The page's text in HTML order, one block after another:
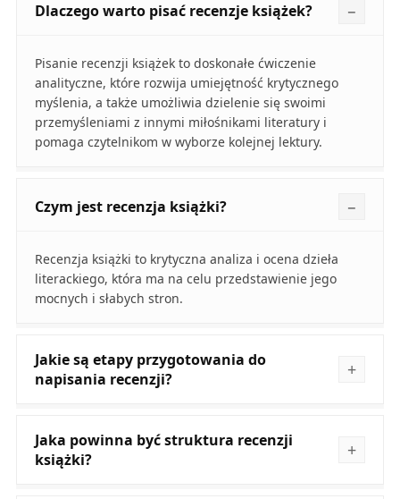
Dlaczego warto pisać recenzje książek?
Pisanie recenzji książek to doskonałe ćwiczenie
analityczne, które rozwija umiejętność krytycznego
myślenia, a także umożliwia dzielenie się swoimi
przemyśleniami z innymi miłośnikami literatury i
pomaga czytelnikom w wyborze kolejnej lektury.
Czym jest recenzja książki?
Recenzja książki to krytyczna analiza i ocena dzieła
literackiego, która ma na celu przedstawienie jego
mocnych i słabych stron.
Jakie są etapy przygotowania do
napisania recenzji?
Jaka powinna być struktura recenzji
książki?